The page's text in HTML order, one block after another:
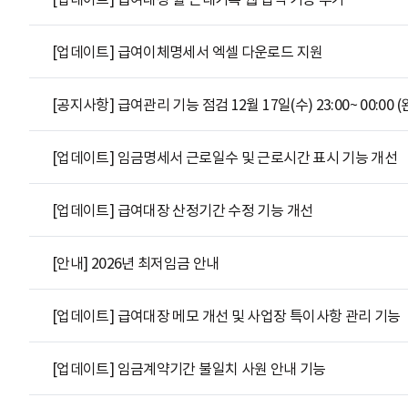
[업데이트] 급여이체명세서 엑셀 다운로드 지원
[공지사항] 급여관리 기능 점검 12월 17일(수) 23:00~ 00:00 (
[업데이트] 임금명세서 근로일수 및 근로시간 표시 기능 개선
[업데이트] 급여대장 산정기간 수정 기능 개선
[안내] 2026년 최저임금 안내
[업데이트] 급여대장 메모 개선 및 사업장 특이사항 관리 기능
[업데이트] 임금계약기간 불일치 사원 안내 기능